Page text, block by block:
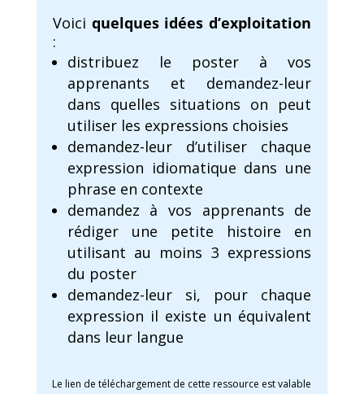
Voici quelques idées d’exploitation
:
distribuez le poster à vos
apprenants et demandez-leur
dans quelles situations on peut
utiliser les expressions choisies
demandez-leur d’utiliser chaque
expression idiomatique dans une
phrase en contexte
demandez à vos apprenants de
rédiger une petite histoire en
utilisant au moins 3 expressions
du poster
demandez-leur si, pour chaque
expression il existe un équivalent
dans leur langue
Le lien de téléchargement de cette ressource est valable